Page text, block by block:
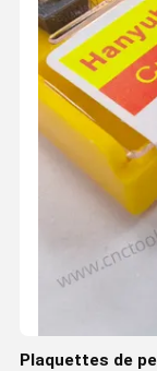
Plaquettes de